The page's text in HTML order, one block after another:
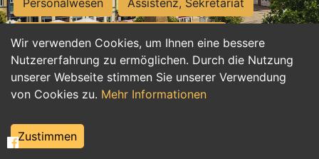
Wir verwenden Cookies, um Ihnen eine bessere
Nutzererfahrung zu ermöglichen. Durch die Nutzung
unserer Webseite stimmen Sie unserer Verwendung
von Cookies zu. Mehr Informationen
Zustimmen
Personalwesen Assistenz, Sekretariat
Hilfskräfte, Aushilfs- und Nebenjobs
Einkauf, Logistik, Materialwirtschaft
Weiterbildung, Studium, duale Ausbildung
Tourismus